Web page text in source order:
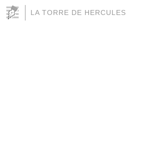
LA TORRE DE HERCULES